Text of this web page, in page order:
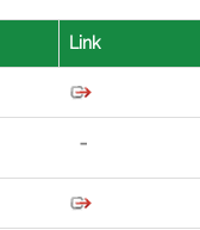
Link